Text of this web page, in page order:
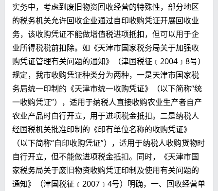
实务中，考虑到废旧物资回收经营的特殊性，部分地区
的税务机关允许回收企业通过自印收购凭证开展回收业
务，该收购凭证不能做增值税进项抵扣，但可以用于企
业所得税税前扣除。如《天津市国家税务局关于加强收
购凭证管理有关问题的通知》（津国税征﹝2004﹞8号）
规定，我市收购凭证种类分为两种，一是天津市国家税
务局统一印制的《天津市统一收购凭证》（以下简称“统
一收购凭证”），适用于纳税人直接收购农业生产者自产
农业产品时自行开立，用于进项税金抵扣。二是纳税人
经国税机关批准印制的《印有单位名称的收购凭证》
（以下简称“自印收购凭证”），适用于纳税人收购货物时
自行开立，但不能做进项税金抵扣。同时，《天津市国
家税务局关于废旧物资收购凭证印制及使用有关问题的
通知》（津国税征﹝2007﹞4号）明确，一、回收经营单